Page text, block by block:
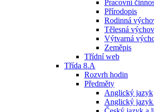
Pracovní
Přírodopis
Rodinná
Tělesná
Výtvarná
Zeměpis
Třídní web
Třída 8.A
Rozvrh hodin
Předměty
Anglický jazyk
Anglický